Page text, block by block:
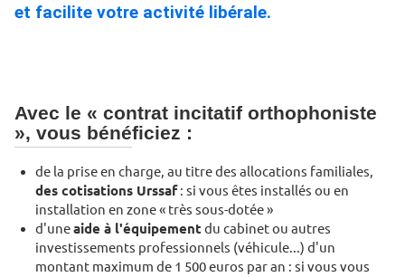
et facilite votre activité libérale.
Avec le « contrat incitatif orthophoniste
», vous bénéficiez :
de la prise en charge, au titre des allocations familiales,
des cotisations Urssaf: si vous êtes installés ou en
installation en zone « très sous-dotée »
d'uneaide à l'équipement du cabinet ou autres
investissements professionnels (véhicule...) d'un
montant maximum de 1 500 euros par an : si vous vous